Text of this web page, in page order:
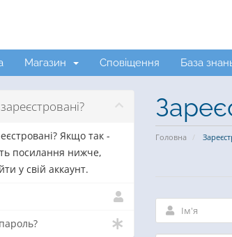
Магазин Сповіщення База
Головна
Якщо так -
посилання нижче,
у свій аккаунт.